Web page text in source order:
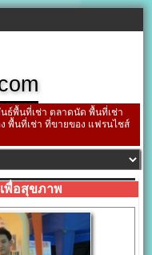
ธ์พื้นที่เช่า ตลาดนัด พื้นที่เช่า
พื้นที่เช่า ที่ขายของ แฟรนไชส์
พื่อสุขภาพ